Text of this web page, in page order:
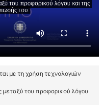
με τη χρήση τεχνολογιών
μεταξύ του προφορικού λόγου